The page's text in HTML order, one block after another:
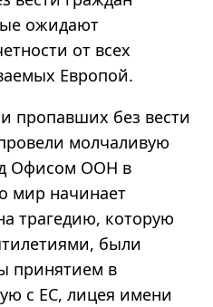
ожидают
от всех
Европой.
пропавших без вести
молчаливую
Офисом ООН в
мир начинает
трагедию, которую
были
принятием в
с ЕС, лицея имени